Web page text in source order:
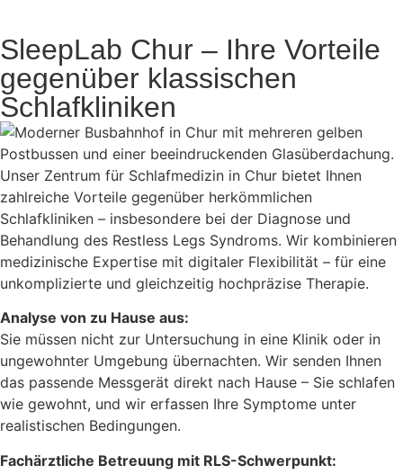
SleepLab Chur – Ihre Vorteile
gegenüber klassischen
Schlafkliniken
Unser Zentrum für Schlafmedizin in Chur bietet Ihnen
zahlreiche Vorteile gegenüber herkömmlichen
Schlafkliniken – insbesondere bei der Diagnose und
Behandlung des Restless Legs Syndroms. Wir kombinieren
medizinische Expertise mit digitaler Flexibilität – für eine
unkomplizierte und gleichzeitig hochpräzise Therapie.
Analyse von zu Hause aus:
Sie müssen nicht zur Untersuchung in eine Klinik oder in
ungewohnter Umgebung übernachten. Wir senden Ihnen
das passende Messgerät direkt nach Hause – Sie schlafen
wie gewohnt, und wir erfassen Ihre Symptome unter
realistischen Bedingungen.
Fachärztliche Betreuung mit RLS-Schwerpunkt: